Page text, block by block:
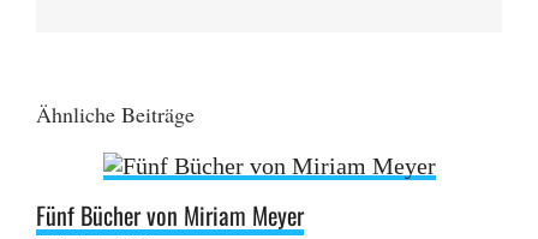
Ähnliche Beiträge
Fünf Bücher von Miriam Meyer